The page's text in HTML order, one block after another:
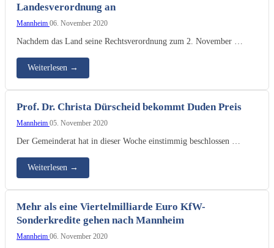
Landesverordnung an
Mannheim 06. November 2020
Nachdem das Land seine Rechtsverordnung zum 2. November …
Weiterlesen →
Prof. Dr. Christa Dürscheid bekommt Duden Preis
Mannheim 05. November 2020
Der Gemeinderat hat in dieser Woche einstimmig beschlossen …
Weiterlesen →
Mehr als eine Viertelmilliarde Euro KfW-
Sonderkredite gehen nach Mannheim
Mannheim 06. November 2020